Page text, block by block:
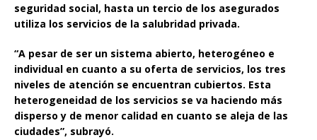
seguridad social, hasta un tercio de los asegurados
utiliza los servicios de la salubridad privada.
“A pesar de ser un sistema abierto, heterogéneo e
individual en cuanto a su oferta de servicios, los tres
niveles de atención se encuentran cubiertos. Esta
heterogeneidad de los servicios se va haciendo más
disperso y de menor calidad en cuanto se aleja de las
ciudades”, subrayó.